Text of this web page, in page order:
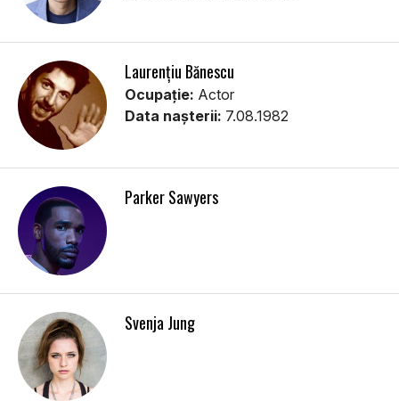
Laurențiu Bănescu
Ocupație: Actor
Data nașterii: 7.08.1982
Parker Sawyers
Svenja Jung